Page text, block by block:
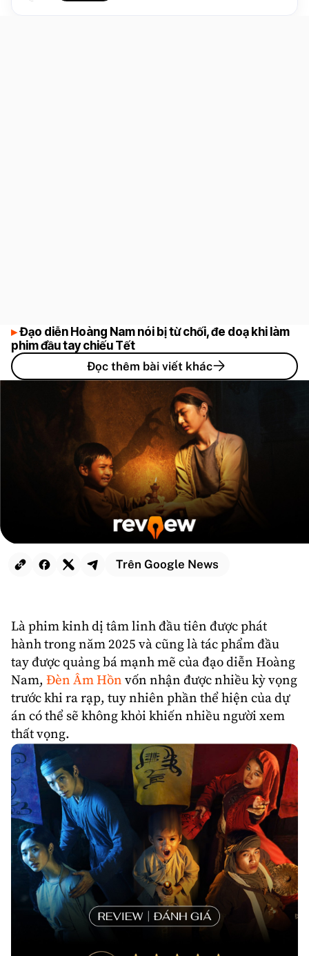
Trên Google News
Là phimkinh dị tâm linhđầu tiên được phát
hành trong năm 2025 và cũng là tác phẩm đầu
tay được quảng bá mạnh mẽ của đạo diễn Hoàng
Nam, Đèn Âm Hồn vốn nhận được nhiều kỳ vọng
trước khi ra rạp, tuy nhiên phần thể hiện của dự
án có thể sẽ không khỏi khiến nhiều người xem
thất vọng.
Đạo diễn Hoàng Nam nói bị từ chối, đe doạ khi làm
phim đầu tay chiếu Tết
Đọc thêm bài viết khác